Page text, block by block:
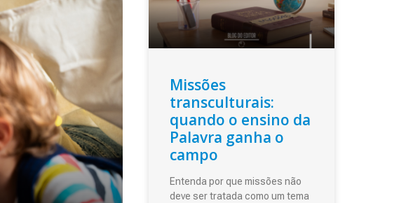
Missões
transculturais:
quando o ensino da
Palavra ganha o
campo
Entenda por que missões não
deve ser tratada como um tema